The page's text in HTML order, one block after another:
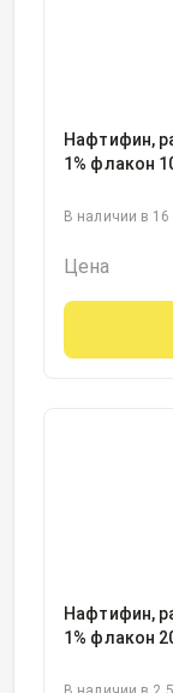
Нафтифин,
1% флакон
В наличии в 16
Цена
Нафтифин,
1% флакон